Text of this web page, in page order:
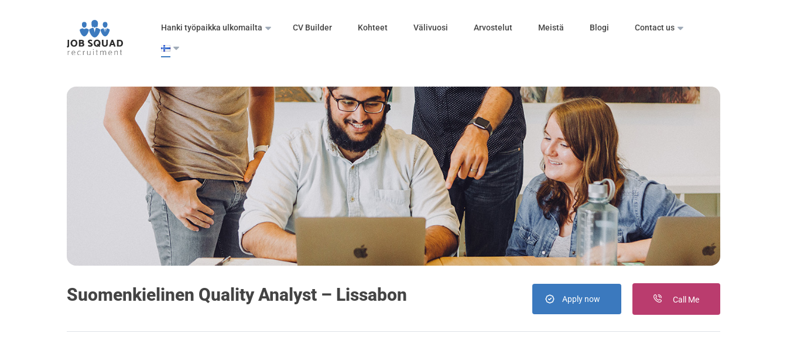
Hanki työpaikka ulkomailta CV Builder Kohteet Välivuosi Arvostelut Meistä Blogi Contact us
Suomenkielinen Quality Analyst – Lissabon Apply now Call Me